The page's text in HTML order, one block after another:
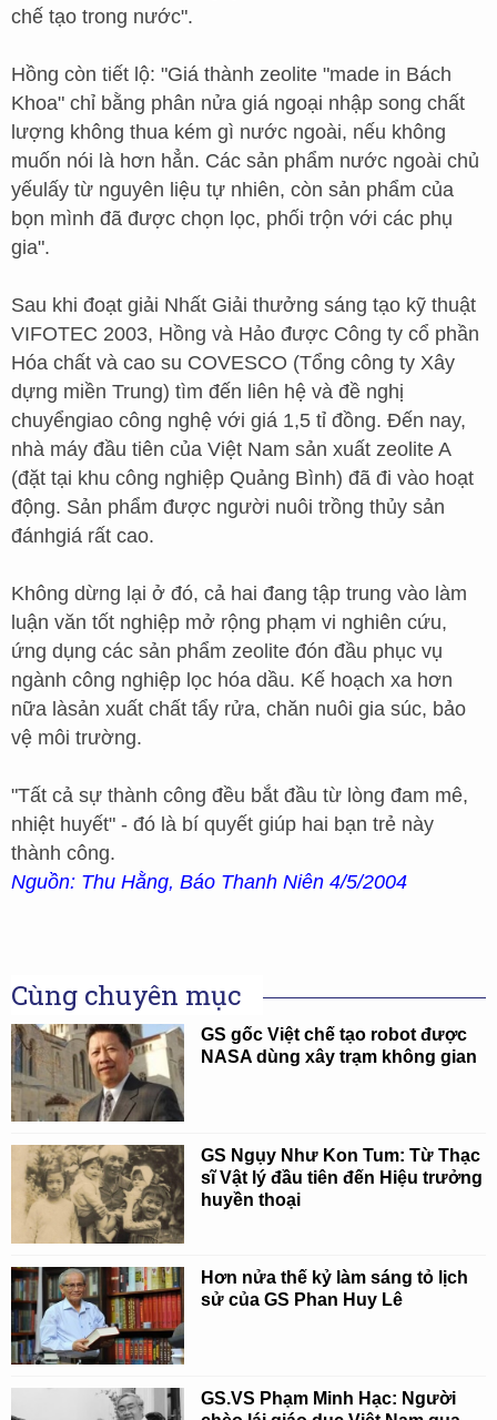
chế tạo trong nước".
Hồng còn tiết lộ: "Giá thành zeolite "made in Bách
Khoa" chỉ bằng phân nửa giá ngoại nhập song chất
lượng không thua kém gì nước ngoài, nếu không
muốn nói là hơn hẳn. Các sản phẩm nước ngoài chủ
yếulấy từ nguyên liệu tự nhiên, còn sản phẩm của
bọn mình đã được chọn lọc, phối trộn với các phụ
gia".
Sau khi đoạt giải Nhất Giải thưởng sáng tạo kỹ thuật
VIFOTEC 2003, Hồng và Hảo được Công ty cổ phần
Hóa chất và cao su COVESCO (Tổng công ty Xây
dựng miền Trung) tìm đến liên hệ và đề nghị
chuyểngiao công nghệ với giá 1,5 tỉ đồng. Đến nay,
nhà máy đầu tiên của Việt Nam sản xuất zeolite A
(đặt tại khu công nghiệp Quảng Bình) đã đi vào hoạt
động. Sản phẩm được người nuôi trồng thủy sản
đánhgiá rất cao.
Không dừng lại ở đó, cả hai đang tập trung vào làm
luận văn tốt nghiệp mở rộng phạm vi nghiên cứu,
ứng dụng các sản phẩm zeolite đón đầu phục vụ
ngành công nghiệp lọc hóa dầu. Kế hoạch xa hơn
nữa làsản xuất chất tẩy rửa, chăn nuôi gia súc, bảo
vệ môi trường.
"Tất cả sự thành công đều bắt đầu từ lòng đam mê,
nhiệt huyết" - đó là bí quyết giúp hai bạn trẻ này
thành công.
Nguồn: Thu Hằng, Báo Thanh Niên 4/5/2004
Cùng chuyên mục
GS gốc Việt chế tạo robot được
NASA dùng xây trạm không gian
GS Ngụy Như Kon Tum: Từ Thạc
sĩ Vật lý đầu tiên đến Hiệu trưởng
huyền thoại
Hơn nửa thế kỷ làm sáng tỏ lịch
sử của GS Phan Huy Lê
GS.VS Phạm Minh Hạc: Người